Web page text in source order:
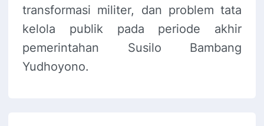
transformasi militer, dan problem tata
kelola publik pada periode akhir
pemerintahan Susilo Bambang
Yudhoyono.